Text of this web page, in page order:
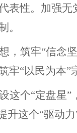
表性。加强
。
，筑牢“信念
牢“以民为本”
这个“定盘星
升这个“驱动